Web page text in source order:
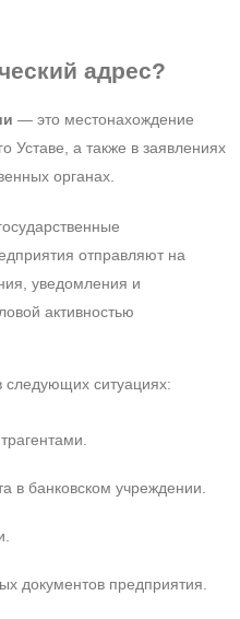
адрес?
— это местонахождение
Уставе, а также в заявлениях
органах.
отправляют на
уведомления и
активностью
следующих ситуациях:
в банковском учреждении.
документов предприятия.